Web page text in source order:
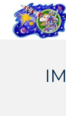
content